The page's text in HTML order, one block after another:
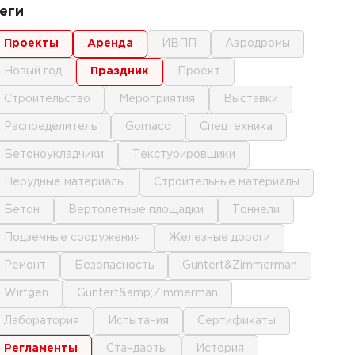
проекты аренда ИВПП аэродромы
новый год праздник проект
строительство мероприятия выставки
распределитель gomaco спецтехника
бетоноукладчики текстурировщики
нерудные материалы строительные материалы
бетон вертолетные площадки тоннели
подземные сооружения железные дороги
ремонт безопасность Guntert&Zimmerman
Wirtgen Guntert&amp;Zimmerman
лаборатория испытания сертификаты
регламенты стандарты история